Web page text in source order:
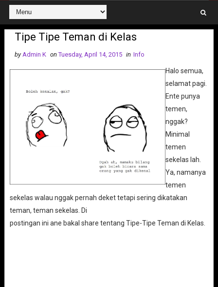
Tipe Tipe Teman di Kelas
by Admin K on Tuesday, April 14, 2015 in Info
Halo semua,
selamat pagi.
Ente punya
temen,
nggak?
Minimal
temen
sekelas lah.
Ya, namanya
temen
sekelas walau nggak pernah deket tetapi sering dikatakan
teman, teman sekelas. Di
postingan ini ane bakal share tentang Tipe-Tipe Teman di Kelas.